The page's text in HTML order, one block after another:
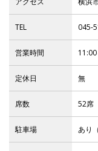
財務・業績情報 IRラ
よくある
TEL 045-
営業時間
定休日 無
席数 52席
駐車場 あり